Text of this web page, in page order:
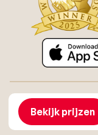
Bekijk prijzen
Algemene